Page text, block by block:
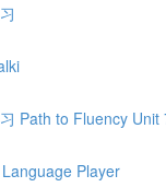
Path to Fluency Unit
Player